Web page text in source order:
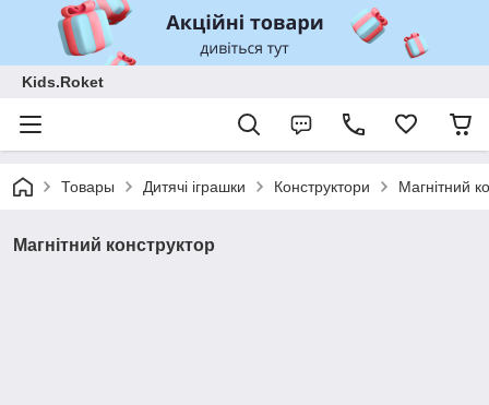
Kids.Roket
Товары Дитячі іграшки Конструктори Магнітний
Магнітний конструктор